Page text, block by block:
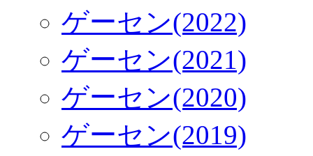
ゲーセン(2022)
ゲーセン(2021)
ゲーセン(2020)
ゲーセン(2019)